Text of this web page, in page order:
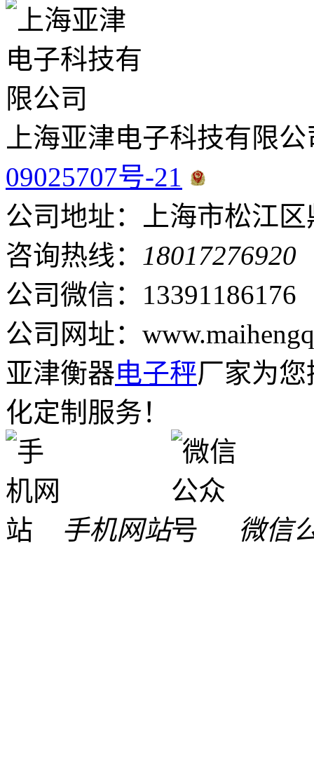
上海亚津电子科技有限
09025707号-21
公司地址：上海市松江区
咨询热线： 18017276920
公司微信：13391186176
公司网址：
亚津衡器电子秤厂家为
化定制服务！
手机网站 微信